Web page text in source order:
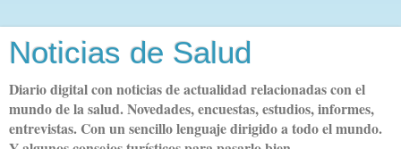
Noticias de Salud
Diario digital con noticias de actualidad relacionadas con el
mundo de la salud. Novedades, encuestas, estudios, informes,
entrevistas. Con un sencillo lenguaje dirigido a todo el mundo.